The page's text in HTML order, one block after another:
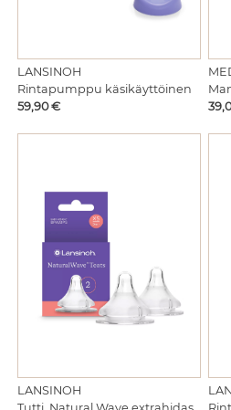
LANSINOH
Rintapumppu käsikäyttöinen
Hinta
59,90 €
LANSINOH